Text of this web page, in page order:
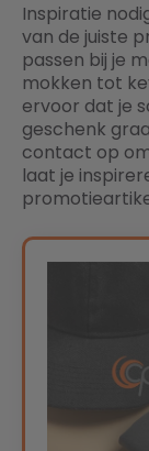
Inspiratie
van de juiste
passen bij je
mokken tot
ervoor dat je
geschenk
contact op
laat je